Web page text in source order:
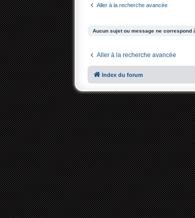
Aller à la recherche avancée
Aucun sujet ou message ne correspond
Aller à la recherche avancée
Index du forum